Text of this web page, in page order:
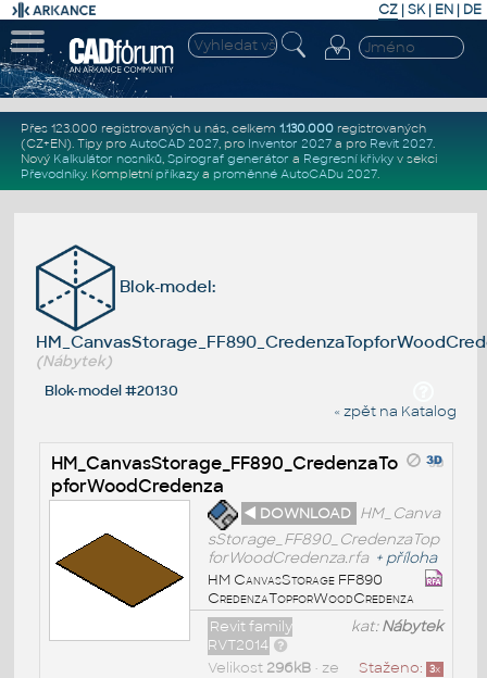
CZ | SK| EN | DE
Přes 123.000 registrovaných u nás, celkem 1.130.000registrovaných
(CZ+EN). Tipy pro AutoCAD 2027, pro Inventor 2027a pro Revit 2027.
Nový Kalkulátor nosníků, Spirograf generátor a Regresní křivkyv sekci
Převodníky. Kompletní příkazya proměnné AutoCADu 2027.
Blok-model:
(Nábytek)
Blok-model #20130
« zpět na Katalog
HM_CanvasStorage_FF890_CredenzaTo
pforWoodCredenza
◄ DOWNLOAD HM_Canva
sStorage_FF890_CredenzaTop
forWoodCredenza.rfa + příloha
HM CanvasStorage FF890
CredenzaTopforWoodCredenza
kat:Nábytek
Revit family
RVT2014
Staženo: 3x
Velikost 296kB• ze